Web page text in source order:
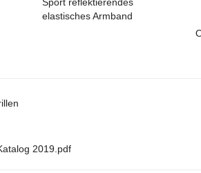
elastisches Armband
2019.pdf